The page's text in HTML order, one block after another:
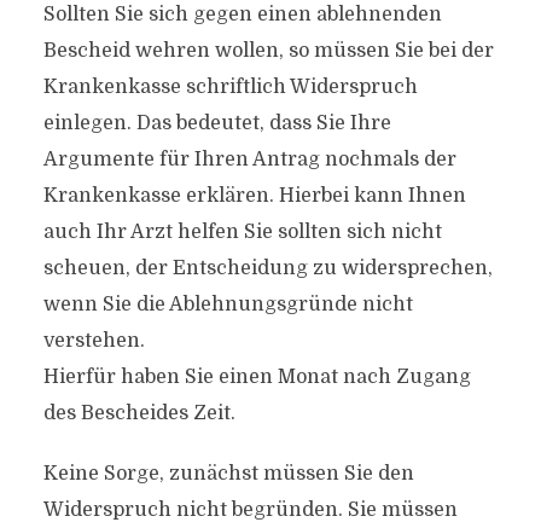
Sollten Sie sich gegen einen ablehnenden
Bescheid wehren wollen, so müssen Sie bei der
Krankenkasse schriftlich Widerspruch
einlegen. Das bedeutet, dass Sie Ihre
Argumente für Ihren Antrag nochmals der
Krankenkasse erklären. Hierbei kann Ihnen
auch Ihr Arzt helfen Sie sollten sich nicht
scheuen, der Entscheidung zu widersprechen,
wenn Sie die Ablehnungsgründe nicht
verstehen.
Hierfür haben Sie einen Monat nach Zugang
des Bescheides Zeit.
Keine Sorge, zunächst müssen Sie den
Widerspruch nicht begründen. Sie müssen